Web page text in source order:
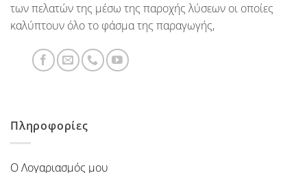
των πελατών της μέσω της παροχής λύσεων οι οποίες
καλύπτουν όλο το φάσμα της παραγωγής,
Πληροφορίες
Ο Λογαριασμός μου